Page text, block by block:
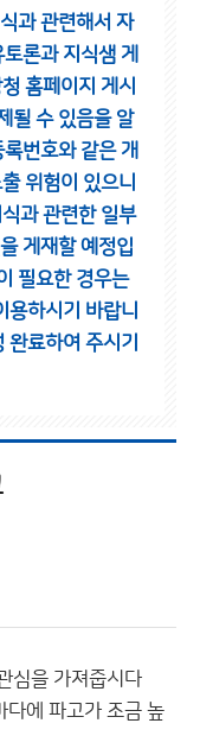
과 관련해서 자
론과 지식샘 게
홈페이지 게시
될 수 있음을 알
번호와 같은 개
위험이 있으니
과 관련한 일부
게재할 예정입
필요한 경우는
용하시기 바랍니
료하여 주시기
심을 가져줍시다
다에 파고가 조금 높